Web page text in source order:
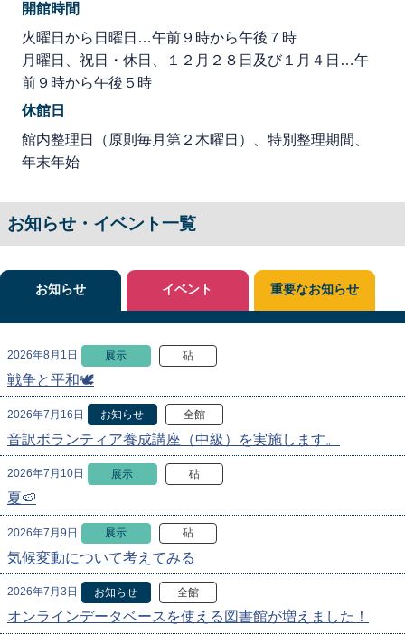
開館時間
火曜日から日曜日…午前９時から午後７時
月曜日、祝日・休日、１２月２８日及び１月４日…午
前９時から午後５時
休館日
館内整理日（原則毎月第２木曜日）、特別整理期間、
年末年始
お知らせ・イベント一覧
お知らせ
2026年8月1日 展示 砧
戦争と平和🕊
2026年7月16日 お知らせ 全館
音訳ボランティア養成講座（中級）を実施します。
2026年7月10日 展示 砧
夏🍉
2026年7月9日 展示 砧
気候変動について考えてみる
2026年7月3日 お知らせ 全館
オンラインデータベースを使える図書館が増えました！
イベント 重要なお知らせ